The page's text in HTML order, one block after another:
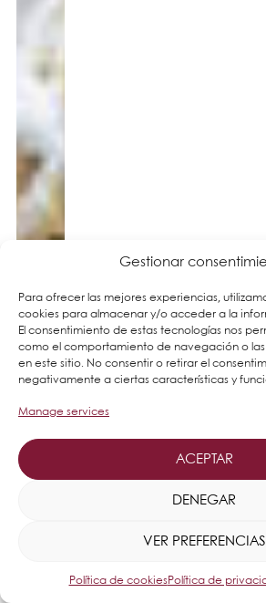
Gestionar
Para ofrecer las mejores experiencias,
cookies para almacenar y/o acceder a la
El consentimiento de estas tecnologías nos
como el comportamiento de navegación o
en este sitio. No consentir o retirar el
negativamente a ciertas características y
Manage services
ACEPTAR
DENEGAR
VER PREFERENCIAS
Política de cookiesPolítica de